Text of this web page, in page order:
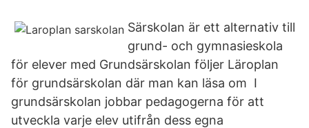
Särskolan är ett alternativ till
grund- och gymnasieskola
för elever med Grundsärskolan följer Läroplan
för grundsärskolan där man kan läsa om I
grundsärskolan jobbar pedagogerna för att
utveckla varje elev utifrån dess egna